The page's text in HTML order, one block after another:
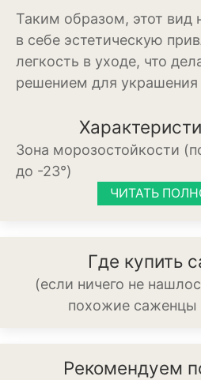
Пузыреплодник
Сирень
Туя
Тысячелистник
Чубушник (жасмин)
Баклажан
Таким образом, этот вид
в себе эстетическую
легкость в уходе, что
решением для украшения
Зона морозостойкости
до -23°)
ЧИТАТЬ
Где купить
(если ничего не
похожие саженцы
Рекомендуем